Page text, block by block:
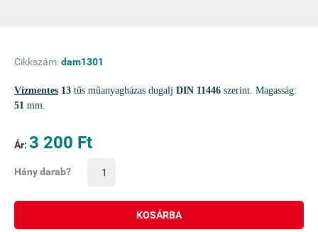
Cikkszám:dam1301
Vízmentes 13 tűs műanyagházas dugalj DIN 11446 szerint. Magasság:
51 mm.
Ár: 3 200 Ft
Hány darab?
KOSÁRBA